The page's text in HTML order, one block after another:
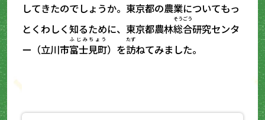
してきたのでしょうか。東京都の農業についてもっ
とくわしく知るために、東京都農林総合
そうごう
研究センタ
ー（立川市富士見町
ふじみちょう
）を訪
たず
ねてみました。